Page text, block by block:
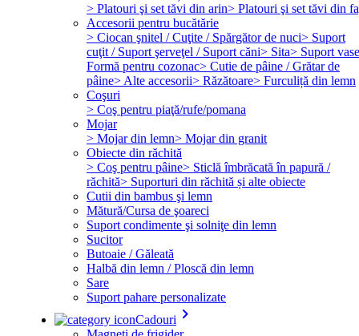
> Platouri şi set tăvi din arin> Platouri şi set tăvi din
Accesorii pentru bucătărie
> Ciocan şnitel / Cuţite / Spărgător de nuci> Suport
cuţit / Suport şerveţel / Suport căni> Sita> Suport vase
Formă pentru cozonac> Cutie de pâine / Grătar de
pâine> Alte accesorii> Răzătoare> Furculiță din lemn
Coşuri
> Coş pentru piaţă/rufe/pomana
Mojar
> Mojar din lemn> Mojar din granit
Obiecte din răchită
> Coş pentru pâine> Sticlă îmbrăcată în papură /
răchită> Suporturi din răchită și alte obiecte
Cutii din bambus şi lemn
Mătură/Cursa de şoareci
Suport condimente şi solniţe din lemn
Sucitor
Butoaie / Găleată
Halbă din lemn / Ploscă din lemn
Sare
Suport pahare personalizate
Cadouri keyboard_arrow_right